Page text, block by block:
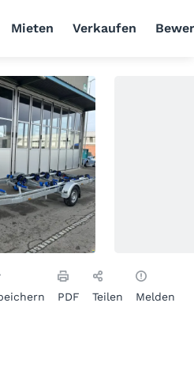
Mieten Verkaufen
PDF Teilen Melden